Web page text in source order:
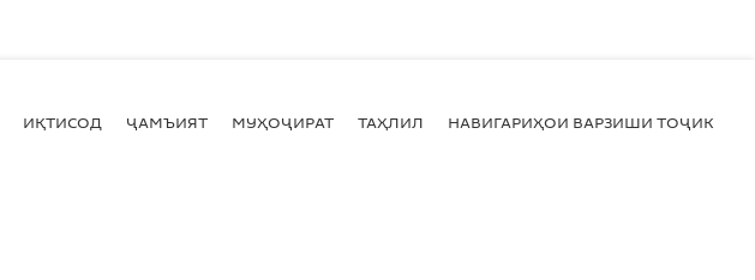
ИҚТИСОД ҶАМЪИЯТ МУҲОҶИРАТ ТАҲЛИЛ НАВИГАРИҲОИ ВАРЗИШИ